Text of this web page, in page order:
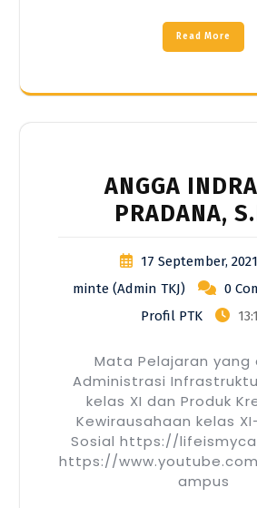
Read More
ANGGA
PRADANA,
17 September, 2021
minte (Admin TKJ)
0
Profil PTK
Mata Pelajaran yang diampu
Administrasi
kelas XI dan Produk
Kewirausahaan kelas
Sosial https://
https://
ampus